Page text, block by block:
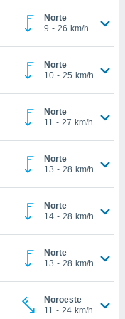
Norte
9 - 26 km/h
Norte
10 - 25 km/h
Norte
11 - 27 km/h
Norte
13 - 28 km/h
Norte
14 - 28 km/h
Norte
13 - 28 km/h
Noroeste
11 - 24 km/h